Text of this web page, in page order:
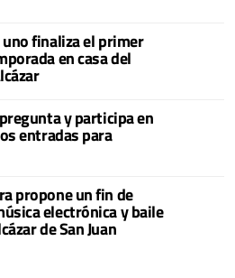
uno finaliza el primer
en casa del
y participa en
entradas para
propone un fin de
electrónica y baile
de San Juan